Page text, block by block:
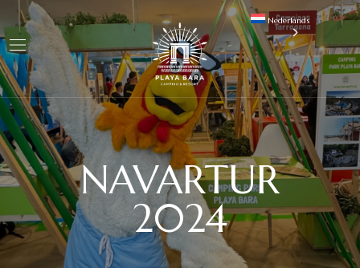
Nederlands
NAVARTUR
2024